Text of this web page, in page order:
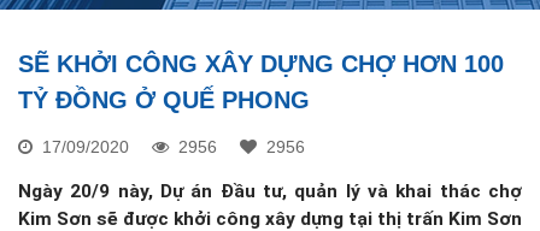
SẼ KHỞI CÔNG XÂY DỰNG CHỢ HƠN 100
TỶ ĐỒNG Ở QUẾ PHONG
17/09/2020 2956 2956
Ngày 20/9 này, Dự án Đầu tư, quản lý và khai thác chợ
Kim Sơn sẽ được khởi công xây dựng tại thị trấn Kim Sơn